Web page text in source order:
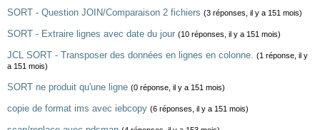
SORT - Question JOIN/Comparaison 2 fichiers (3 réponses, il y a 151 mois)
SORT - Extraire lignes avec date du jour (10 réponses, il y a 151 mois)
JCL SORT - Transposer des données en lignes en colonne. (1 réponse, il y
a 151 mois)
SORT ne produit qu'une ligne (0 réponse, il y a 151 mois)
copie de format ims avec iebcopy (6 réponses, il y a 151 mois)